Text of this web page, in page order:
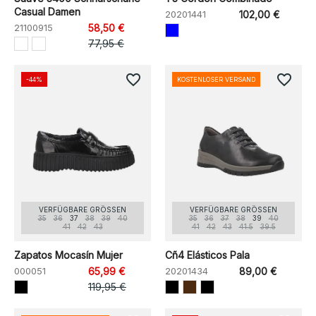
Casual Damen
21100915
58,50 €
77,95 €
20201441 102,00 €
VERFÜGBARE GRÖSSEN
35
36 37 38 39
40
41
42 43
Zapatos Mocasín Mujer
000051
65,99 €
119,95 €
-44% favorite_border
VERFÜGBARE GRÖSSEN
35
36 37 38 39
40
41
42 43 41.5 39.5
Cñ4 Elásticos Pala
20201434 89,00 €
KOSTENLOSER VERSAND favorite_border